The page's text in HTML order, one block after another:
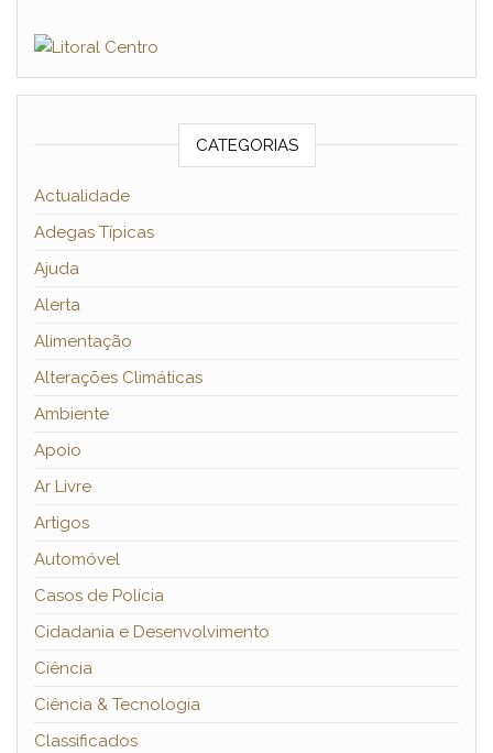
CATEGORIAS
Actualidade
Adegas Típicas
Ajuda
Alerta
Alimentação
Alterações Climáticas
Ambiente
Apoio
Ar Livre
Artigos
Automóvel
Casos de Polícia
Cidadania e Desenvolvimento
Ciência
Ciência & Tecnologia
Classificados